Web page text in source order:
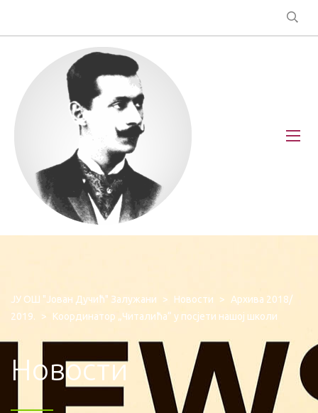
ЈУ ОШ "Јован Дучић" Залужани > Новости >
Архива 2018/
2019.
> Координатор „Читалића“ у посјети нашој школи
Новости